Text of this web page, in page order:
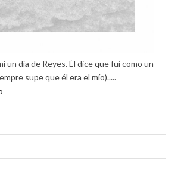
un día de Reyes. Él dice que fui como un
supe que él era el mío).....